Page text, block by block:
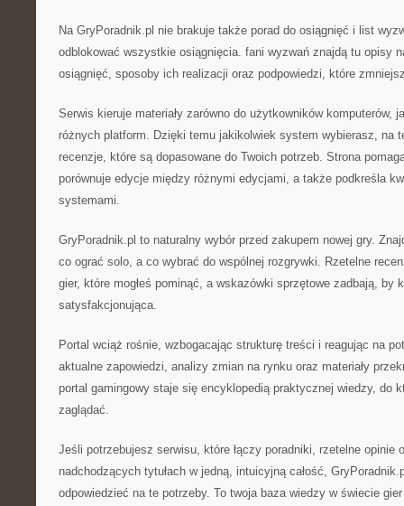
Na GryPoradnik.pl nie brakuje także porad do osiągnięć i list
odblokować wszystkie osiągnięcia. fani wyzwań znajdą tu opisy
osiągnięć, sposoby ich realizacji oraz podpowiedzi, które
Serwis kieruje materiały zarówno do użytkowników komputerów,
różnych platform. Dzięki temu jakikolwiek system wybierasz, na
recenzje, które są dopasowane do Twoich potrzeb. Strona
porównuje edycje między różnymi edycjami, a także podkreśla
systemami.
GryPoradnik.pl to naturalny wybór przed zakupem nowej gry.
co ograć solo, a co wybrać do wspólnej rozgrywki. Rzetelne
gier, które mogłeś pominąć, a wskazówki sprzętowe zadbają, by
satysfakcjonująca.
Portal wciąż rośnie, wzbogacając strukturę treści i reagując na
aktualne zapowiedzi, analizy zmian na rynku oraz materiały
portal gamingowy staje się encyklopedią praktycznej wiedzy, do
zaglądać.
Jeśli potrzebujesz serwisu, które łączy poradniki, rzetelne opinie
nadchodzących tytułach w jedną, intuicyjną całość,
odpowiedzieć na te potrzeby. To twoja baza wiedzy w świecie